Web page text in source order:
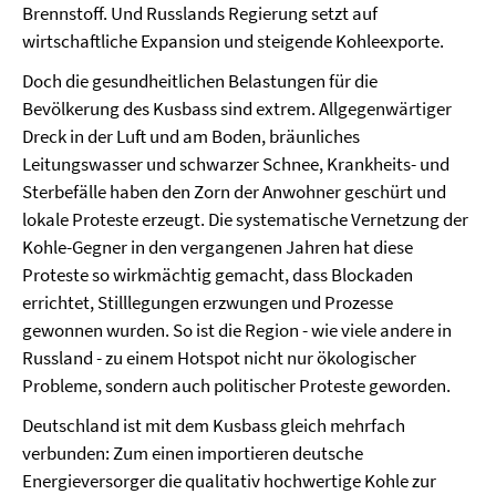
Brennstoff. Und Russlands Regierung setzt auf
wirtschaftliche Expansion und steigende Kohleexporte.
Doch die gesundheitlichen Belastungen für die
Bevölkerung des Kusbass sind extrem. Allgegenwärtiger
Dreck in der Luft und am Boden, bräunliches
Leitungswasser und schwarzer Schnee, Krankheits- und
Sterbefälle haben den Zorn der Anwohner geschürt und
lokale Proteste erzeugt. Die systematische Vernetzung der
Kohle-Gegner in den vergangenen Jahren hat diese
Proteste so wirkmächtig gemacht, dass Blockaden
errichtet, Stilllegungen erzwungen und Prozesse
gewonnen wurden. So ist die Region - wie viele andere in
Russland - zu einem Hotspot nicht nur ökologischer
Probleme, sondern auch politischer Proteste geworden.
Deutschland ist mit dem Kusbass gleich mehrfach
verbunden: Zum einen importieren deutsche
Energieversorger die qualitativ hochwertige Kohle zur